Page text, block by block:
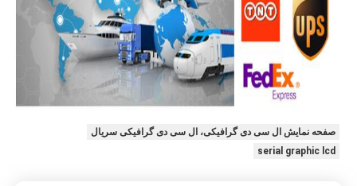
صفحه نمایش ال سی دی گرافیکی، ال سی دی گرافیکی سریال
serial graphic lcd